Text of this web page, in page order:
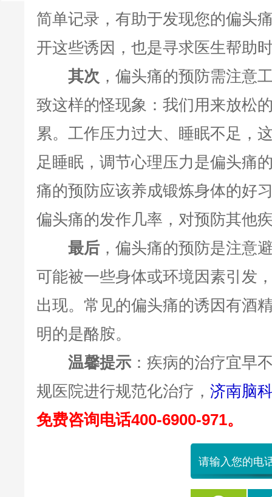
简单记录，有助于发现您的偏头
开这些诱因，也是寻求医生帮助
其次 ，偏头痛的预防需注意
致这样的怪现象：我们用来放松
累。工作压力过大、睡眠不足，
足睡眠，调节心理压力是偏头痛
痛的预防应该养成锻炼身体的好
偏头痛的发作几率，对预防其他
最后 ，偏头痛的预防是注意
可能被一些身体或环境因素引发
出现。常见的偏头痛的诱因有酒
明的是酪胺。
温馨提示 ：疾病的治疗宜早
规医院进行规范化治疗， 济南脑
免费咨询电话400-6900-971。